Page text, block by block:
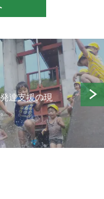
達支援の現